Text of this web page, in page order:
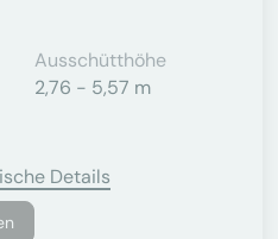
Ausschütthöhe
2,76 - 5,57 m
Details